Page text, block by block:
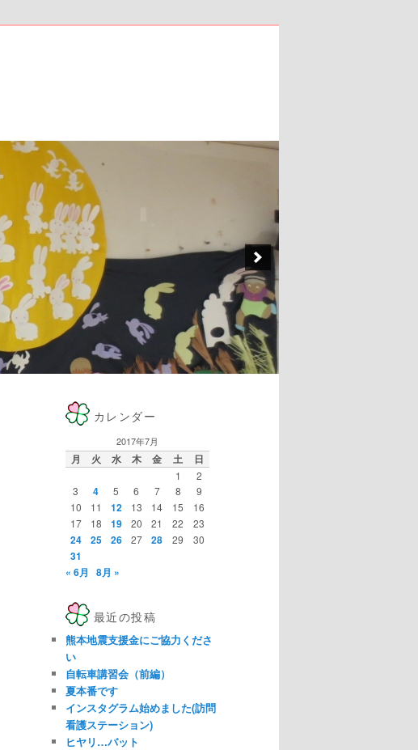
カレンダー
2017年7月
月 火 水 木 金 土 日
1
2
3
4 5 6 7 8
9
10
11 12 13 14 15
16
17
18 19 20 21 22 23
24 25 26 27 28 29 30
31
« 6月
8月 »
最近の投稿
熊本地震支援金にご協力くださ
い
自転車講習会（前編）
夏本番です
インスタグラム始めました(訪問
看護ステーション)
ヒヤリ…バット